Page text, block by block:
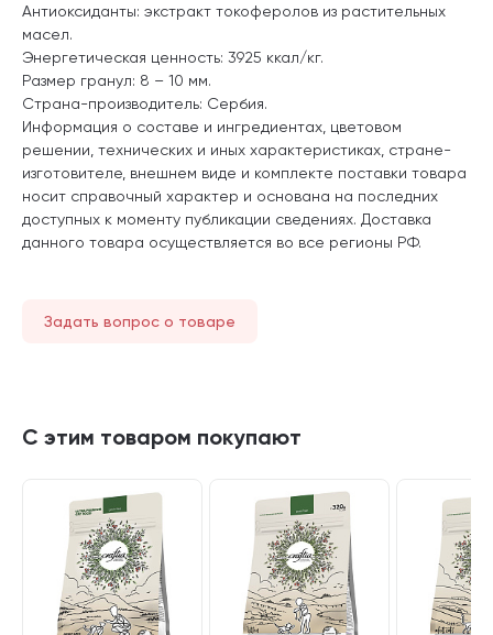
Антиоксиданты: экстракт токоферолов из растительных
масел.
Энергетическая ценность: 3925 ккал/кг.
Размер гранул: 8 – 10 мм.
Страна-производитель: Сербия.
Информация о составе и ингредиентах, цветовом
решении, технических и иных характеристиках, стране-
изготовителе, внешнем виде и комплекте поставки товара
носит справочный характер и основана на последних
доступных к моменту публикации сведениях. Доставка
данного товара осуществляется во все регионы РФ.
Задать вопрос о товаре
С этим товаром покупают